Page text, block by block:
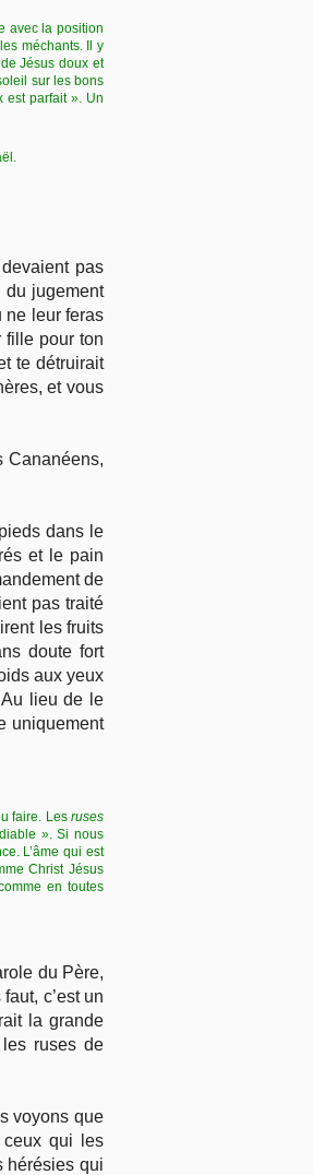
avec la position
méchants. Il y
Jésus doux et
sur les bons
est parfait ». Un
pas
du jugement
ne leur feras
fille pour ton
te détruirait
et vous
Cananéens,
dans le
et le pain
de
pas traité
les fruits
doute fort
aux yeux
Au lieu de le
uniquement
faire. Les ruses
». Si nous
L’âme qui est
Christ Jésus
en toutes
du Père,
c’est un
la grande
ruses de
voyons que
qui les
hérésies qui